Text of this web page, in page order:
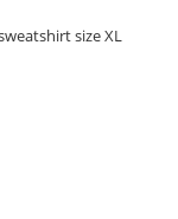
size XL